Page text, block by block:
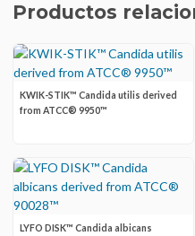
Productos
KWIK-STIK™ Candida utilis derived
from ATCC® 9950™
LYFO DISK™ Candida albicans